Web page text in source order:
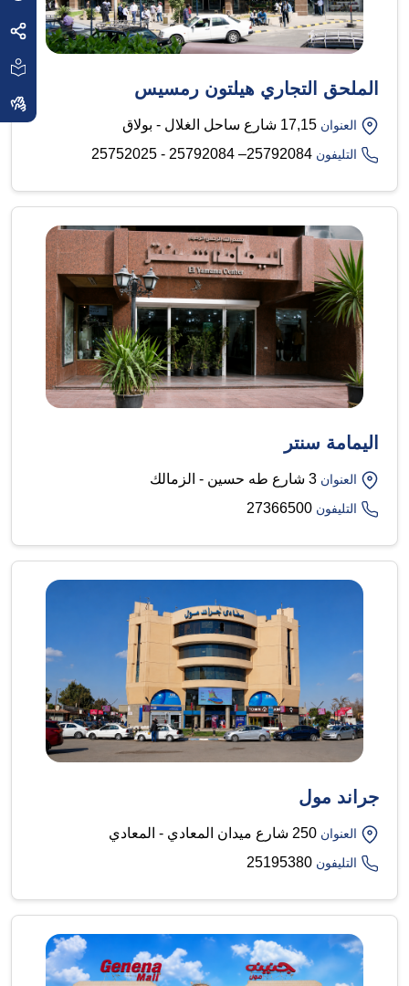
الملحق التجاري هيلتون رمسيس
العنوان 17,15 شارع ساحل الغلال - بولاق
التليفون 25792084– 25792084 - 25752025
اليمامة سنتر
العنوان 3 شارع طه حسين - الزمالك
التليفون 27366500
جراند مول
العنوان 250 شارع ميدان المعادي - المعادي
التليفون 25195380